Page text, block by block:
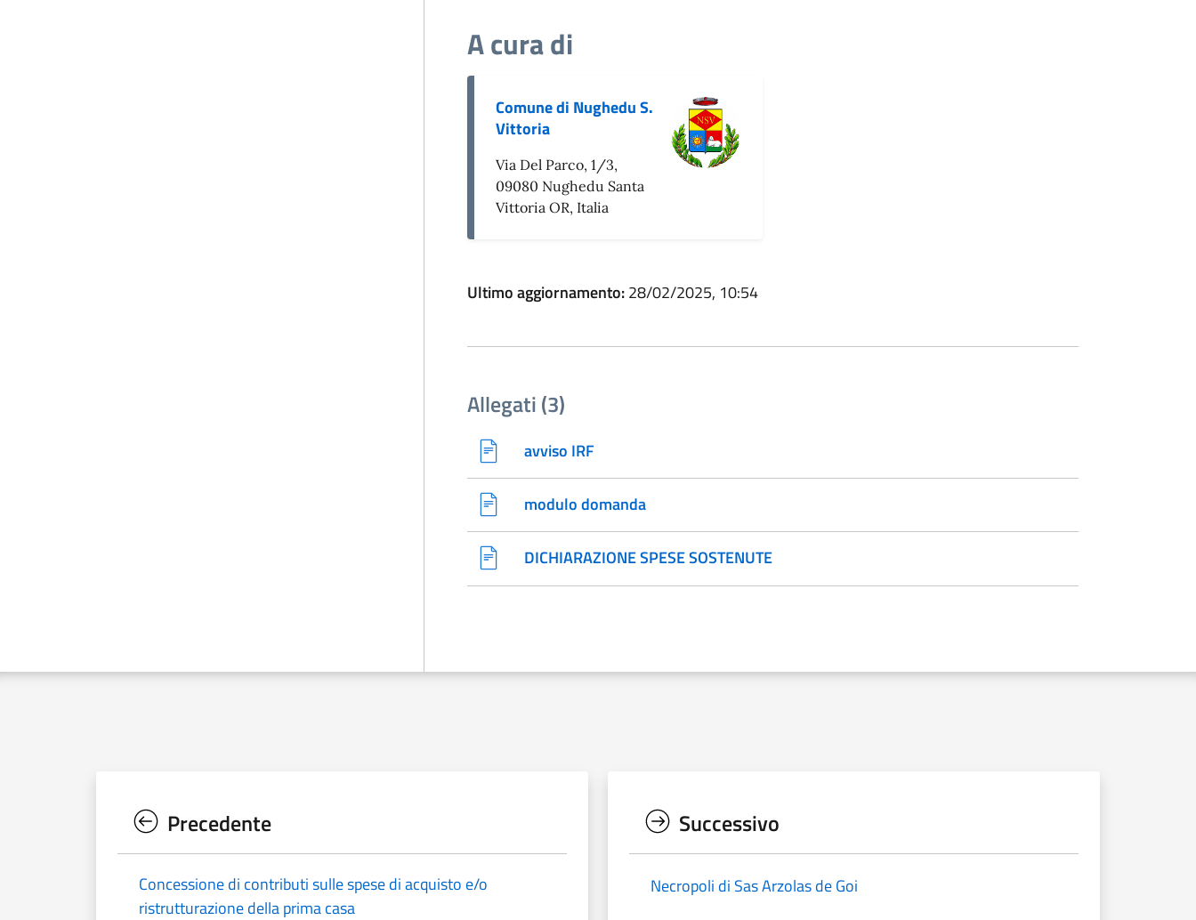
A cura di
Comune di Nughedu S.
Vittoria
Via Del Parco, 1/3,
09080 Nughedu Santa
Vittoria OR, Italia
Ultimo aggiornamento:28/02/2025, 10:54
Allegati (3)
avviso IRF
modulo domanda
DICHIARAZIONE SPESE SOSTENUTE
Precedente
Concessione di contributi sulle spese di acquisto e/o
ristrutturazione della prima casa
Successivo
Necropoli di Sas Arzolas de Goi